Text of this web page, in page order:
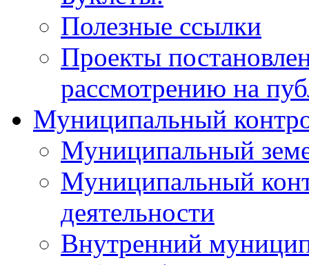
Полезные ссылки
Проекты
рассмотрению на
Муниципальный
Муниципальный
Муниципальный
деятельности
Внутренний